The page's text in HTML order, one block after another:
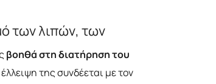
των λιπών, των
βοηθά στη διατήρηση του
της συνδέεται με τον